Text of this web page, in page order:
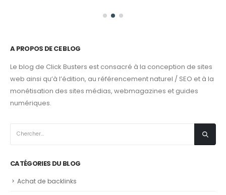
A PROPOS DE CE BLOG
Le blog de Click Busters est consacré à la conception de sites
web ainsi qu’à l’édition, au référencement naturel / SEO et à la
monétisation des sites médias, webmagazines et guides
numériques.
CATÉGORIES DU BLOG
Achat de backlinks